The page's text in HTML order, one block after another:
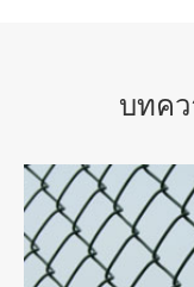
บทค